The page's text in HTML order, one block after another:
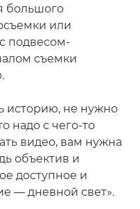
большого
или
подвесом-
съемки
историю, не нужно
надо с чего-то
видео, вам нужна
объектив и
доступное и
— дневной свет».